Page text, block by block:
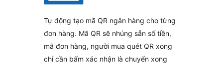
Tự động tạo mã QR ngân hàng cho từng
đơn hàng. Mã QR sẽ nhúng sẵn số tiền,
mã đơn hàng, người mua quét QR xong
chỉ cần bấm xác nhận là chuyển xong